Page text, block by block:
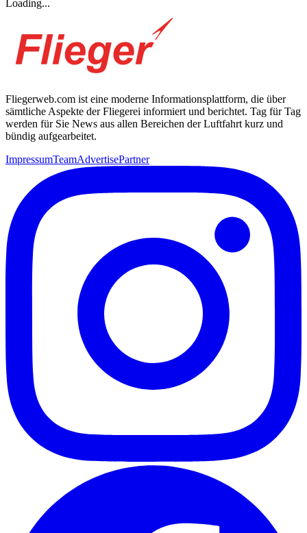
Loading...
Fliegerweb.com ist eine moderne Informationsplattform, die über
sämtliche Aspekte der Fliegerei informiert und berichtet. Tag für Tag
werden für Sie News aus allen Bereichen der Luftfahrt kurz und
bündig aufgearbeitet.
ImpressumTeamAdvertisePartner